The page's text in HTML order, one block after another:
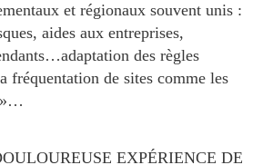
et régionaux souvent unis :
aides aux entreprises,
des règles
fréquentation de sites comme les
»…
EXPÉRIENCE DE